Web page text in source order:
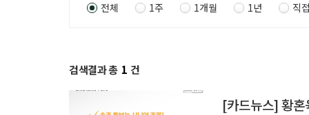
전체 1주 1개월 1년 직
검색결과 총 1 건
[카드뉴스] 황